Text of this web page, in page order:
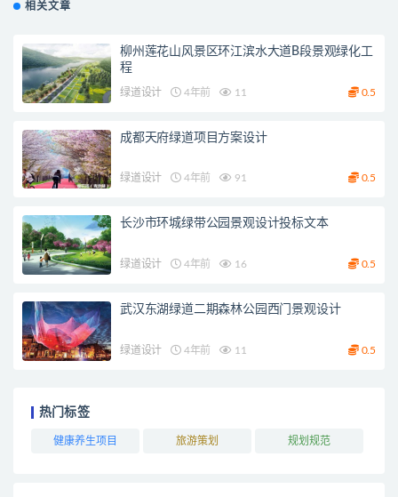
相关文章
柳州莲花山风景区环江滨水大道B段景观绿化工
程
绿道设计 4年前 11 0.5
成都天府绿道项目方案设计
绿道设计 4年前 91 0.5
长沙市环城绿带公园景观设计投标文本
绿道设计 4年前 16 0.5
武汉东湖绿道二期森林公园西门景观设计
绿道设计 4年前 11 0.5
热门标签
健康养生项目 旅游策划 规划规范